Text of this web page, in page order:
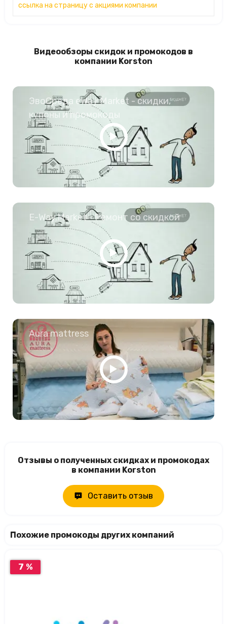
ссылка на страницу с акциями компании
Видеообзоры скидок и промокодов в
компании Korston
ЭвоСреда eWay Market - скидки,
купоны и промокоды
E-Way.Market - Ремонт со скидкой
Aura mattress
Отзывы о полученных скидках и промокодах
в компании Korston
Оставить отзыв
Похожие промокоды других компаний
7 %